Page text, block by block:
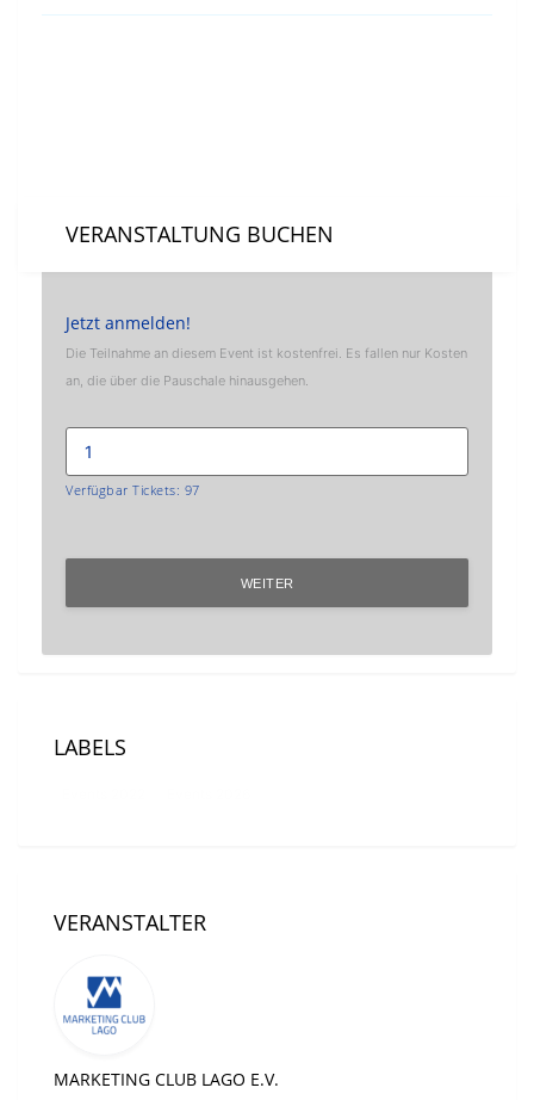
VERANSTALTUNG BUCHEN
Jetzt anmelden!
Die Teilnahme an diesem Event ist kostenfrei. Es fallen nur Kosten
an, die über die Pauschale hinausgehen.
Verfügbar Tickets: 97
WEITER
LABELS
VERANSTALTER
MARKETING CLUB LAGO E.V.